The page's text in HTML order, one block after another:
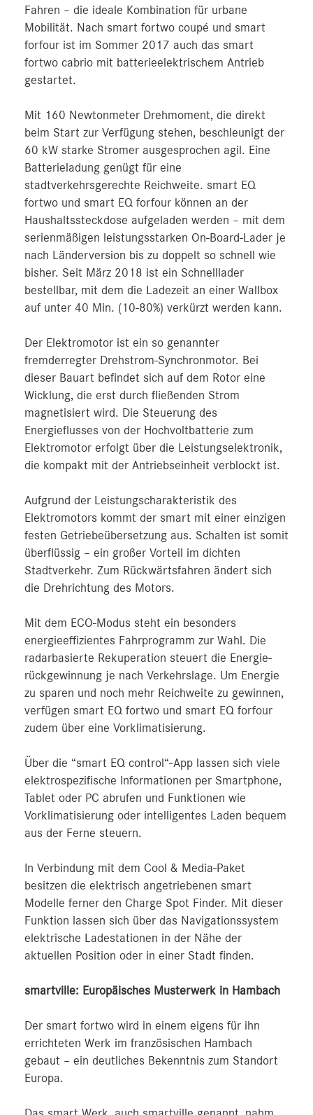
Fahren – die ideale Kombination für urbane
Mobilität. Nach smart fortwo coupé und smart
forfour ist im Sommer 2017 auch das smart
fortwo cabrio mit batterieelektrischem Antrieb
gestartet.
Mit 160 Newtonmeter Drehmoment, die direkt
beim Start zur Verfügung stehen, beschleunigt der
60 kW starke Stromer ausgesprochen agil. Eine
Batterieladung genügt für eine
stadtverkehrsgerechte Reichweite. smart EQ
fortwo und smart EQ forfour können an der
Haushaltssteckdose aufgeladen werden – mit dem
serienmäßigen leistungsstarken On-Board-Lader je
nach Länderversion bis zu doppelt so schnell wie
bisher. Seit März 2018 ist ein Schnelllader
bestellbar, mit dem die Ladezeit an einer Wallbox
auf unter 40 Min. (10-80%) verkürzt werden kann.
Der Elektromotor ist ein so genannter
fremderregter Drehstrom-Synchronmotor. Bei
dieser Bauart befindet sich auf dem Rotor eine
Wicklung, die erst durch fließenden Strom
magnetisiert wird. Die Steuerung des
Energieflusses von der Hochvoltbatterie zum
Elektromotor erfolgt über die Leistungselektronik,
die kompakt mit der Antriebseinheit verblockt ist.
Aufgrund der Leistungscharakteristik des
Elektromotors kommt der smart mit einer einzigen
festen Getriebeübersetzung aus. Schalten ist somit
überflüssig – ein großer Vorteil im dichten
Stadtverkehr. Zum Rückwärtsfahren ändert sich
die Drehrichtung des Motors.
Mit dem ECO-Modus steht ein besonders
energieeffizientes Fahrprogramm zur Wahl. Die
radarbasierte Rekuperation steuert die Energie­
rückgewinnung je nach Verkehrslage. Um Energie
zu sparen und noch mehr Reichweite zu gewinnen,
verfügen smart EQ fortwo und smart EQ forfour
zudem über eine Vorklimatisierung.
Über die “smart EQ control“-App lassen sich viele
elektrospezifische Informationen per Smartphone,
Tablet oder PC abrufen und Funktionen wie
Vorklimatisierung oder intelligentes Laden bequem
aus der Ferne steuern.
In Verbindung mit dem Cool & Media-Paket
besitzen die elektrisch angetriebenen smart
Modelle ferner den Charge Spot Finder. Mit dieser
Funktion lassen sich über das Navigationssystem
elektrische Ladestationen in der Nähe der
aktuellen Position oder in einer Stadt finden.
smartville: Europäisches Musterwerk in Hambach
Der smart fortwo wird in einem eigens für ihn
errichteten Werk im französischen Hambach
gebaut – ein deutliches Bekenntnis zum Standort
Europa.